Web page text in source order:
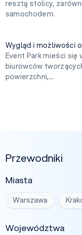
resztą stolicy,
samochodem.
Wygląd i możliwości
Event Park mieści
biurowców
powierzchni,...
Przewodniki
Miasta
Warszawa
Województwa